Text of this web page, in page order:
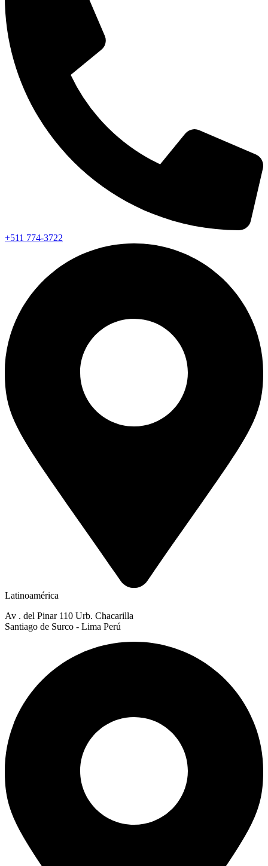
+511 774-3722
Latinoamérica
Av . del Pinar 110 Urb. Chacarilla
Santiago de Surco - Lima Perú